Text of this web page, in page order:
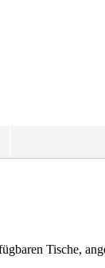
Tische,